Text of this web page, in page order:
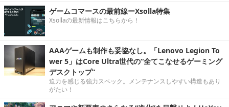
ゲームコマースの最前線ーXsolla特集
Xsollaの最新情報はこちらから！
AAAゲームも制作も妥協なし。「Lenovo Legion To
wer 5」はCore Ultra世代の“全てこなせるゲーミング
デスクトップ”
迫力を感じる強力スペック。メンテナンスしやすい構造もあり
がたい！